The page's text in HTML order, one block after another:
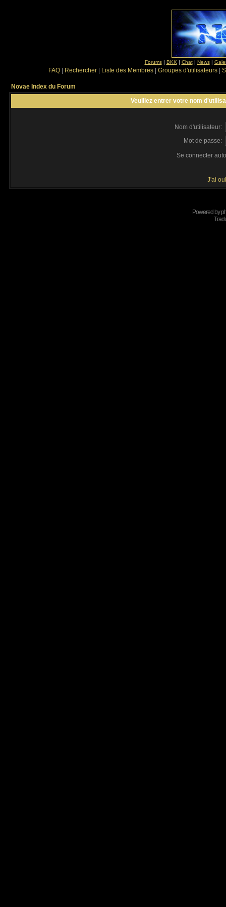
Forums| BKK | Chat| News|
FAQ Rechercher Liste des Membres Groupes d'utilisateurs
Novae Index du Forum
Veuillez entrer votre nom
Nom d'utilisateur:
Mot de passe:
Se connecter
J'ai
Powered by